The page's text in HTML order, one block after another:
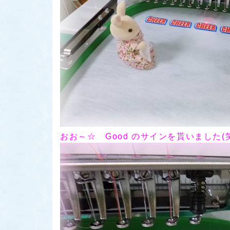
おお～☆ Good のサインを貰いました(